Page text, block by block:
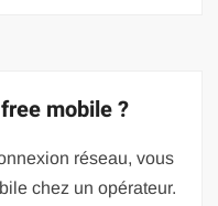
mobile ?
réseau, vous
chez un opérateur.